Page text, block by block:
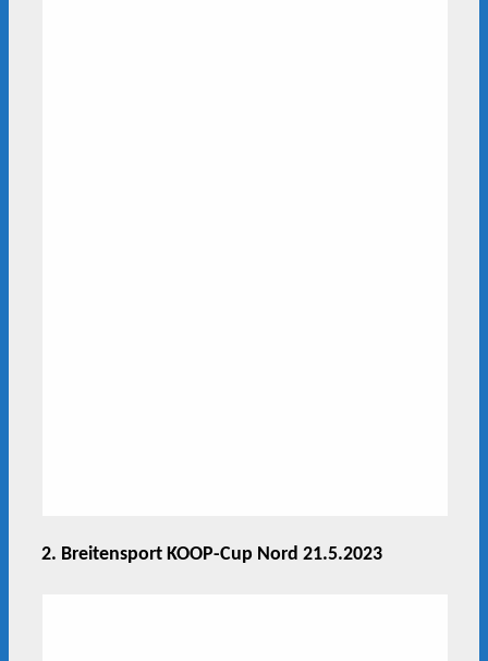
2. Breitensport KOOP-Cup Nord 21.5.2023